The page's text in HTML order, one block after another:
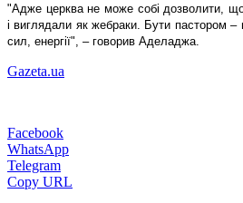
"Адже церква не може собі дозволити,
і виглядали як жебраки. Бути пастором –
сил, енергії", – говорив Аделаджа.
Gazeta.ua
Facebook
WhatsApp
Telegram
Copy URL